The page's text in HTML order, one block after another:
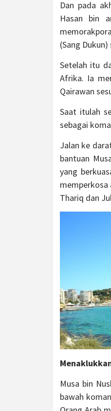
Dan pada
Hasan bin
(Sang
Setelah itu
Afrika. Ia
Qairawan
Saat itulah
sebagai
Jalan ke
bantuan
yang
memperkosa
Thariq dan
Musa bin
bawah